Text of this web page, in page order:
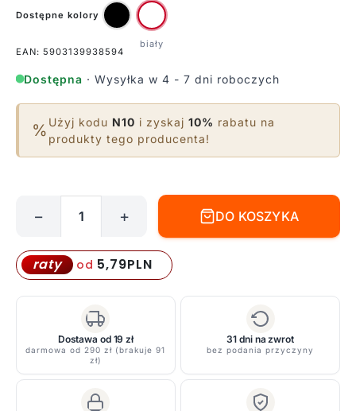
Dostępne kolory
EAN: 5903139938594
Dostępna · Wysyłka w 4 - 7 dni roboczych
% Użyj kodu N10 i zyskaj 10% rabatu na
produkty tego producenta!
-
spot
Gap
biały
-
− + DO KOSZYKA
raty od 5,79PLN
Dostawa od 19 zł
darmowa od 290 zł (brakuje 91
zł)
31 dni na zwrot
bez podania przyczyny